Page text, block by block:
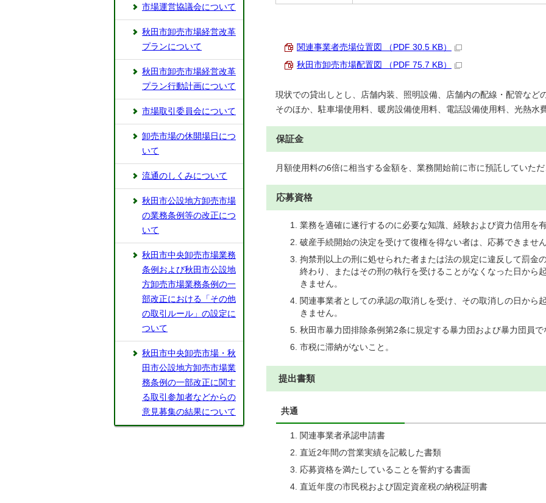
関連事業者売場位置図 （PDF 30.5 KB）
秋田市卸売市場配置図 （PDF 75.7 KB）
現状での貸出しとし、店舗内装、照明設備、店舗内の配線・配管など
そのほか、駐車場使用料、暖房設備使用料、電話設備使用料、光熱水
保証金
月額使用料の6倍に相当する金額を、業務開始前に市に預託していた
応募資格
業務を適確に遂行するのに必要な知識、経験および資力信用を
破産手続開始の決定を受けて復権を得ない者は、応募できません
拘禁刑以上の刑に処せられた者または法の規定に違反して罰金
終わり、またはその刑の執行を受けることがなくなった日から
きません。
関連事業者としての承認の取消しを受け、その取消しの日から
きません。
秋田市暴力団排除条例第2条に規定する暴力団および暴力団員で
市税に滞納がないこと。
提出書類
共通
関連事業者承認申請書
直近2年間の営業実績を記載した書類
応募資格を満たしていることを誓約する書面
直近年度の市民税および固定資産税の納税証明書
市場運営協議会について
秋田市卸売市場経営改革
プランについて
秋田市卸売市場経営改革
プラン行動計画について
市場取引委員会について
卸売市場の休開場日につ
いて
流通のしくみについて
秋田市公設地方卸売市場
の業務条例等の改正につ
いて
秋田市中央卸売市場業務
条例および秋田市公設地
方卸売市場業務条例の一
部改正における「その他
の取引ルール」の設定に
ついて
秋田市中央卸売市場・秋
田市公設地方卸売市場業
務条例の一部改正に関す
る取引参加者などからの
意見募集の結果について